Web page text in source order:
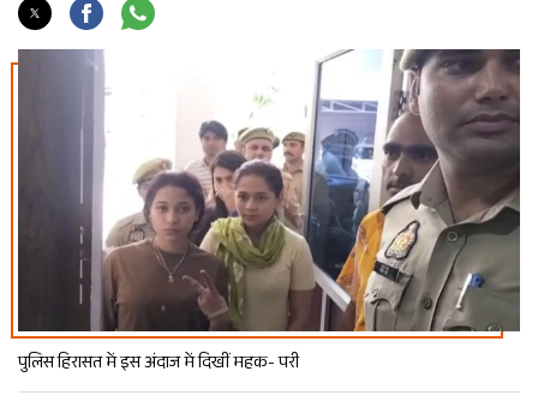
पुलिस हिरासत में इस अंदाज में दिखीं महक- परी